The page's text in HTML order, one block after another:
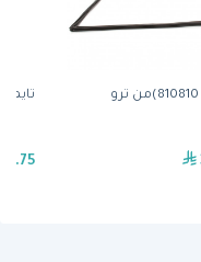
تايمر( 831995)من